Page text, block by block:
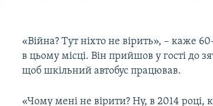
«Війна? Тут ніхто не вірить», – каже
в цьому місці. Він прийшов у гості до
щоб шкільний автобус працював.
«Чому мені не вірити? Ну, в 2014 році,